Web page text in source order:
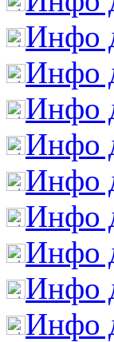
Инфо
Инфо
Инфо
Инфо
Инфо
Инфо
Инфо
Инфо
Инфо